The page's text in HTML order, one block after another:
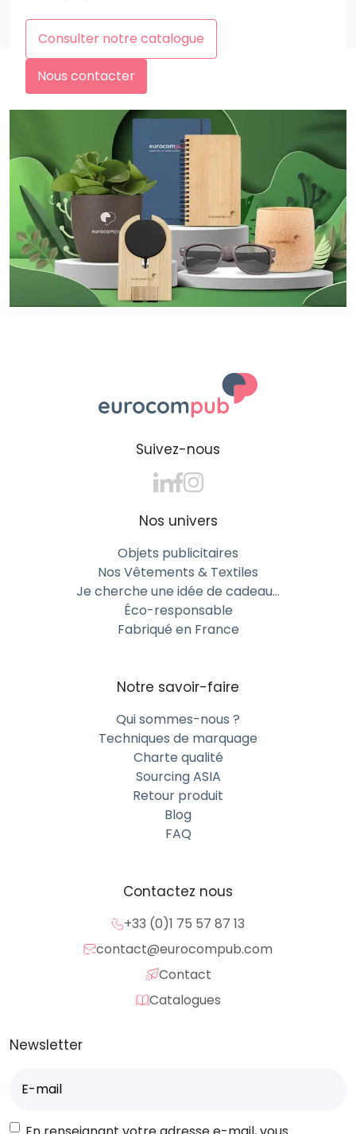
Consulter notre catalogue
Nous contacter
Suivez-nous
Nos univers
Objets publicitaires
Nos Vêtements & Textiles
Je cherche une idée de cadeau…
Éco-responsable
Fabriqué en France
Notre savoir-faire
Qui sommes-nous ?
Techniques de marquage
Charte qualité
Sourcing ASIA
Retour produit
Blog
FAQ
Contactez nous
+33 (0)1 75 57 87 13
contact@eurocompub.com
Contact
Catalogues
Newsletter
mail(Nécessaire)